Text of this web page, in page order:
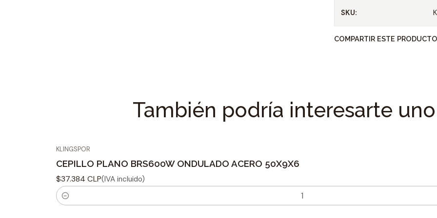
SKU:
COMPARTIR ESTE PRODUCTO
También podría interesarte
KLINGSPOR
CEPILLO PLANO BRS600W ONDULADO ACERO 50X9X6
$37.384 CLP(IVA incluido)
C